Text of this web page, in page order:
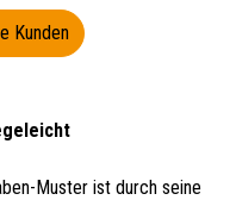
Kunden
Muster ist durch seine